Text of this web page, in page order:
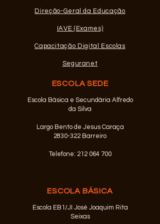
ERASMUS+VET
Exclusivo a alunos dos
Direção-Geral da Educação
IAVE (Exames)
Capacitação Digital Escolas
Seguranet
ESCOLA SEDE
Escola Básica e Secundária Alfredo
da Silva
Largo Bento de Jesus Caraça
2830-322 Barreiro
Telefone: 212 064 700
ESCOLA BÁSICA
Escola EB1/JI José Joaquim Rita
Seixas